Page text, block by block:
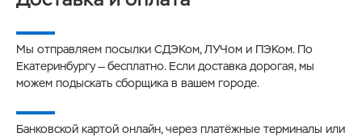
Мы отправляем посылки СДЭКом, ЛУЧом и ПЭКом. По
Екатеринбургу — бесплатно. Если доставка дорогая, мы
можем подыскать сборщика в вашем городе.
Банковской картой онлайн, через платёжные терминалы или